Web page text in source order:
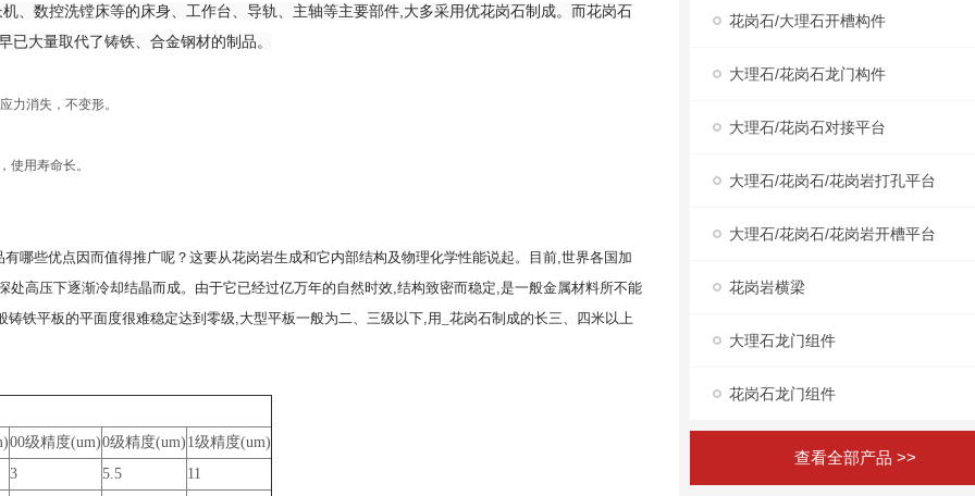
、数控洗镗床等的床身、工作台、导轨、主轴等主要部件,大多采用优花岗石制成。而花岗石
大量取代了铸铁、合金钢材的制品。
力消失，不变形。
使用寿命长。
哪些优点因而值得推广呢？这要从花岗岩生成和它内部结构及物理化学性能说起。目前,世界各国加
高压下逐渐冷却结晶而成。由于它已经过亿万年的自然时效,结构致密而稳定,是一般金属材料所不能
铸铁平板的平面度很难稳定达到零级,大型平板一般为二、三级以下,用_花岗石制成的长三、四米以上
00级精度(um)0级精度(um) 1级精度(um)
3
5.5
11
花岗石/大理石开槽构件
大理石/花岗石龙门构件
大理石/花岗石对接平台
大理石/花岗石/花岗岩打孔平台
大理石/花岗石/花岗岩开槽平台
花岗岩横梁
大理石龙门组件
花岗石龙门组件
查看全部产品 >>